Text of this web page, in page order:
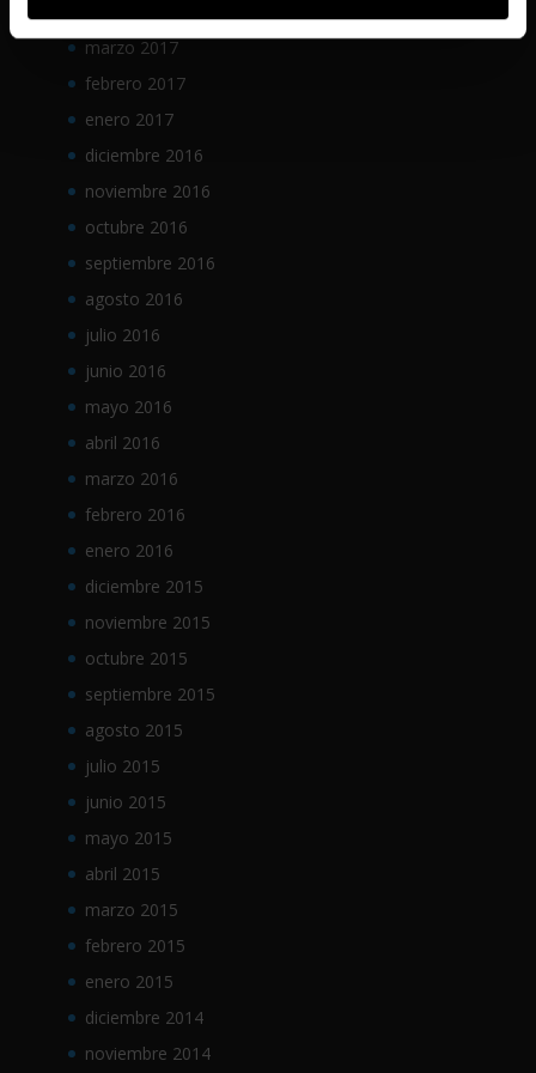
marzo 2017
febrero 2017
enero 2017
diciembre 2016
noviembre 2016
octubre 2016
septiembre 2016
agosto 2016
julio 2016
junio 2016
mayo 2016
abril 2016
marzo 2016
febrero 2016
enero 2016
diciembre 2015
noviembre 2015
octubre 2015
septiembre 2015
agosto 2015
julio 2015
junio 2015
mayo 2015
abril 2015
marzo 2015
febrero 2015
enero 2015
diciembre 2014
noviembre 2014